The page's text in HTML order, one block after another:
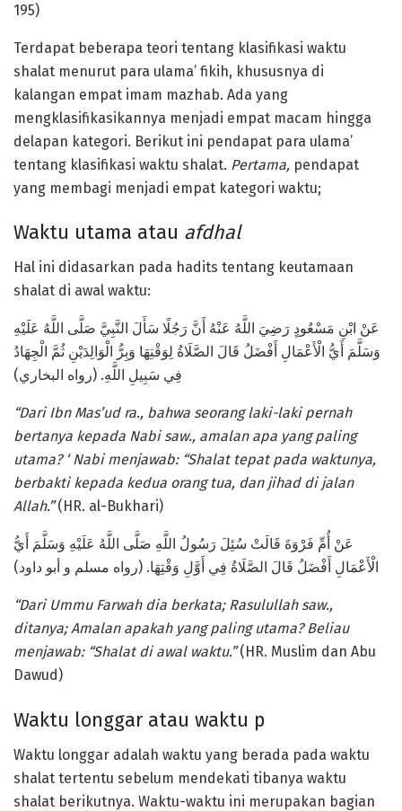
195)
Terdapat beberapa teori tentang klasifikasi waktu
shalat menurut para ulama’ fikih, khususnya di
kalangan empat imam mazhab. Ada yang
mengklasifikasikannya menjadi empat macam hingga
delapan kategori. Berikut ini pendapat para ulama’
tentang klasifikasi waktu shalat. Pertama, pendapat
yang membagi menjadi empat kategori waktu;
Waktu utama atau afdhal
Hal ini didasarkan pada hadits tentang keutamaan
shalat di awal waktu:
عَنْ ابْنِ مَسْعُودٍ رَضِيَ اللَّهُ عَنْهُ أَنَّ رَجُلًا سَأَلَ النَّبِيَّ صَلَّى اللَّهُ عَلَيْهِ
وَسَلَّمَ أَيُّ الْأَعْمَالِ أَفْضَلُ قَالَ الصَّلَاةُ لِوَقْتِهَا وَبِرُّ الْوَالِدَيْنِ ثُمَّ الْجِهَادُ
فِي سَبِيلِ اللَّهِ. (رواه البخاري)
“Dari Ibn Mas’ud ra., bahwa seorang laki-laki pernah
bertanya kepada Nabi saw., amalan apa yang paling
utama? ‘ Nabi menjawab: “Shalat tepat pada waktunya,
berbakti kepada kedua orang tua, dan jihad di jalan
Allah.”(HR. al-Bukhari)
عَنْ أُمِّ فَرْوَةَ قَالَتْ سُئِلَ رَسُولُ اللَّهِ صَلَّى اللَّهُ عَلَيْهِ وَسَلَّمَ أَيُّ
الْأَعْمَالِ أَفْضَلُ قَالَ الصَّلَاةُ فِي أَوَّلِ وَقْتِهَا. (رواه مسلم و أبو داود)
“Dari Ummu Farwah dia berkata; Rasulullah saw.,
ditanya; Amalan apakah yang paling utama? Beliau
menjawab: “Shalat di awal waktu.”(HR. Muslim dan Abu
Dawud)
Waktu longgar atau waktu p
Waktu longgar adalah waktu yang berada pada waktu
shalat tertentu sebelum mendekati tibanya waktu
shalat berikutnya. Waktu-waktu ini merupakan bagian